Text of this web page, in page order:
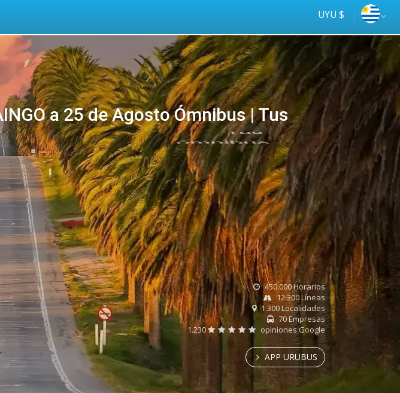
UYU $
a 25 de Agosto Ómnibus | Tus
online
Tus
ómnibus
450.000 Horarios
12.300 Líneas
1.300 Localidades
70 Empresas
1.230
opiniones Google
APP URUBUS